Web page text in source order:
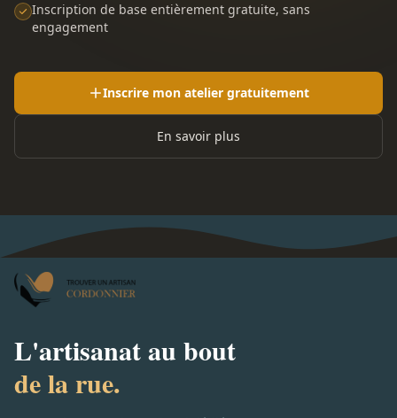
Inscription de base entièrement gratuite, sans
engagement
Inscrire mon atelier gratuitement
En savoir plus
L'artisanat au bout
de la rue.